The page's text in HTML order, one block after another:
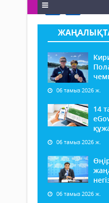
06 тамыз 2026 ж.
14
06 тамыз 2026 ж.
06 тамыз 2026 ж.